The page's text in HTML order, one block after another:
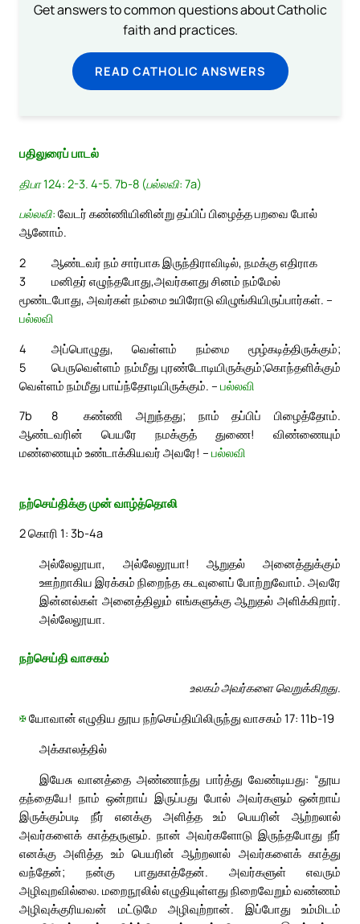
Get answers to common questions about Catholic
faith and practices.
READ CATHOLIC ANSWERS
பதிலுரைப் பாடல்
திபா 124: 2-3. 4-5. 7b-8 (பல்லவி: 7a)
பல்லவி: வேடர் கண்ணியினின்று தப்பிப் பிழைத்த பறவை போல்
ஆனோம்.
2
ஆண்டவர் நம் சார்பாக இருந்திராவிடில், நமக்கு எதிராக
மனிதர் எழுந்தபோது,
3
அவர்களது சினம் நம்மேல்
மூண்டபோது, அவர்கள் நம்மை உயிரோடு விழுங்கியிருப்பார்கள். –
பல்லவி
4
அப்பொழுது, வெள்ளம் நம்மை மூழ்கடித்திருக்கும்;
பெருவெள்ளம் நம்மீது புரண்டோடியிருக்கும்;
5
கொந்தளிக்கும்
வெள்ளம் நம்மீது பாய்ந்தோடியிருக்கும். – பல்லவி
7b
கண்ணி அறுந்தது; நாம் தப்பிப் பிழைத்தோம்.
8
ஆண்டவரின் பெயரே நமக்குத் துணை! விண்ணையும்
மண்ணையும் உண்டாக்கியவர் அவரே! – பல்லவி
நற்செய்திக்கு முன் வாழ்த்தொலி
2 கொரி 1: 3b-4a
அல்லேலூயா, அல்லேலூயா! ஆறுதல் அனைத்துக்கும்
ஊற்றாகிய இரக்கம் நிறைந்த கடவுளைப் போற்றுவோம். அவரே
இன்னல்கள் அனைத்திலும் எங்களுக்கு ஆறுதல் அளிக்கிறார்.
அல்லேலூயா.
நற்செய்தி வாசகம்
உலகம் அவர்களை வெறுக்கிறது.
✠யோவான் எழுதிய தூய நற்செய்தியிலிருந்து வாசகம் 17: 11b-19
அக்காலத்தில்
இயேசு வானத்தை அண்ணாந்து பார்த்து வேண்டியது: “தூய
தந்தையே! நாம் ஒன்றாய் இருப்பது போல் அவர்களும் ஒன்றாய்
இருக்கும்படி நீர் எனக்கு அளித்த உம் பெயரின் ஆற்றலால்
அவர்களைக் காத்தருளும். நான் அவர்களோடு இருந்தபோது நீர்
எனக்கு அளித்த உம் பெயரின் ஆற்றலால் அவர்களைக் காத்து
வந்தேன்; நன்கு பாதுகாத்தேன். அவர்களுள் எவரும்
அழிவுறவில்லை. மறைநூலில் எழுதியுள்ளது நிறைவேறும் வண்ணம்
அழிவுக்குரியவன் மட்டுமே அழிவுற்றான். இப்போது உம்மிடம்